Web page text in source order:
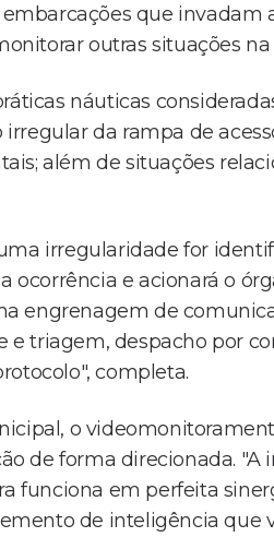
que invadam
outras situações
náuticas
da rampa de
além de situações
irregularidade for
ocorrência e acionará o
engrenagem de
e triagem, despacho por
completa.
o
de forma direcionada.
funciona em perfeita
de inteligência que